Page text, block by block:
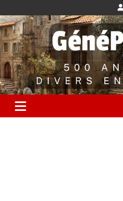
Aller
au
contenu
GénéProvence
500 ans de faits divers en